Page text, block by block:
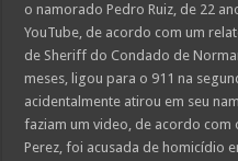
o namorado Pedro Ruiz, de 22
YouTube, de acordo com um
de Sheriff do Condado de
meses, ligou para o 911 na
acidentalmente atirou em seu
faziam um video, de acordo
Perez, foi acusada de homicídio